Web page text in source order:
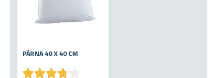
PÁRNA 40 X 40 CM
★★★★
★★★★